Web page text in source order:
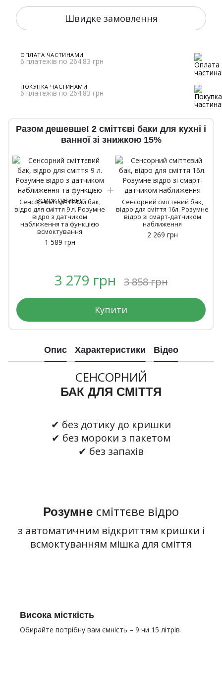
Швидке замовлення
ОПЛАТА ЧАСТИНАМИ
6 платежів по 264.83 грн
ПОКУПКА ЧАСТИНАМИ
6 платежів по 264.83 грн
Разом дешевше! 2 сміттєві баки для кухні і
ванної зі знижкою 15%
Сенсорний сміттєвий бак,
відро для сміття 9 л. Розумне
відро з датчиком
наближення та функцією
всмоктування
1 589 грн
Сенсорний сміттєвий бак,
відро для сміття 16л. Розумне
відро зі смарт-датчиком
наближення
2 269 грн
3 279 грн 3 858 грн
Купити
Опис Характеристики Відео
СЕНСОРНИЙ
БАК ДЛЯ СМІТТЯ
✔ без дотику до кришки
✔ без мороки з пакетом
✔ без запахів
Розумне сміттєве відро
з автоматичним відкриттям кришки і
всмоктуванням мішка для сміття
Висока місткість
Обирайте потрібну вам ємність – 9 чи 15 літрів